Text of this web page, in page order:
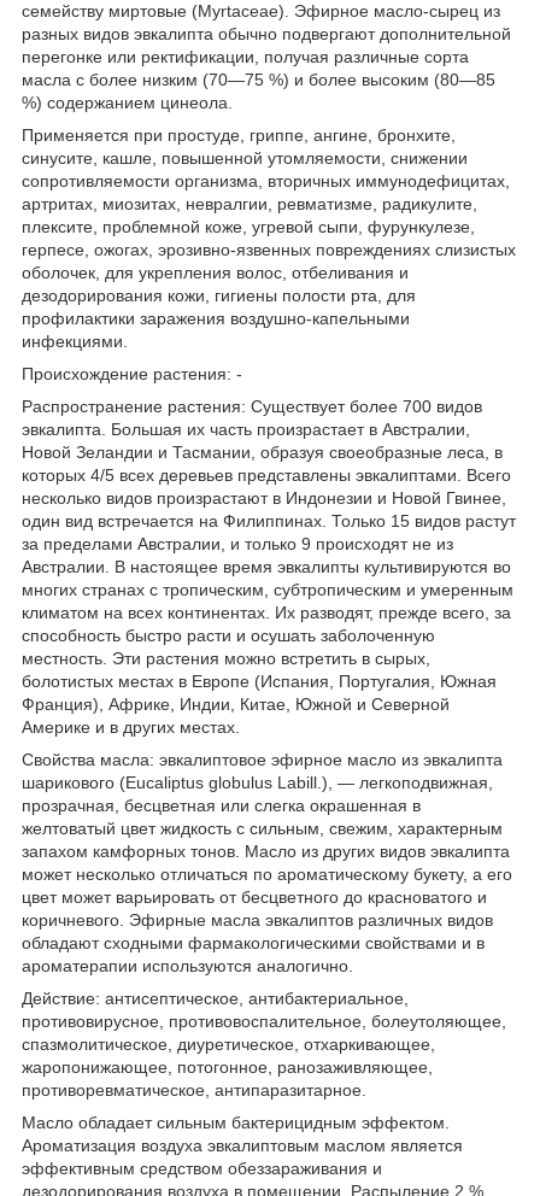
семейству миртовые (Myrtaceae). Эфирное масло-сырец из
разных видов эвкалипта обычно подвергают дополнительной
перегонке или ректификации, получая различные сорта
масла с более низким (70—75 %) и более высоким (80—85
%) содержанием цинеола.
Применяется при простуде, гриппе, ангине, бронхите,
синусите, кашле, повышенной утомляемости, снижении
сопротивляемости организма, вторичных иммунодефицитах,
артритах, миозитах, невралгии, ревматизме, радикулите,
плексите, проблемной коже, угревой сыпи, фурункулезе,
герпесе, ожогах, эрозивно-язвенных повреждениях слизистых
оболочек, для укрепления волос, отбеливания и
дезодорирования кожи, гигиены полости рта, для
профилактики заражения воздушно-капельными
инфекциями.
Происхождение растения: -
Распространение растения: Существует более 700 видов
эвкалипта. Большая их часть произрастает в Австралии,
Новой Зеландии и Тасмании, образуя своеобразные леса, в
которых 4/5 всех деревьев представлены эвкалиптами. Всего
несколько видов произрастают в Индонезии и Новой Гвинее,
один вид встречается на Филиппинах. Только 15 видов растут
за пределами Австралии, и только 9 происходят не из
Австралии. В настоящее время эвкалипты культивируются во
многих странах с тропическим, субтропическим и умеренным
климатом на всех континентах. Их разводят, прежде всего, за
способность быстро расти и осушать заболоченную
местность. Эти растения можно встретить в сырых,
болотистых местах в Европе (Испания, Португалия, Южная
Франция), Африке, Индии, Китае, Южной и Северной
Америке и в других местах.
Свойства масла: эвкалиптовое эфирное масло из эвкалипта
шарикового (Eucaliptus globulus Labill.), — легкоподвижная,
прозрачная, бесцветная или слегка окрашенная в
желтоватый цвет жидкость с сильным, свежим, характерным
запахом камфорных тонов. Масло из других видов эвкалипта
может несколько отличаться по ароматическому букету, а его
цвет может варьировать от бесцветного до красноватого и
коричневого. Эфирные масла эвкалиптов различных видов
обладают сходными фармакологическими свойствами и в
ароматерапии используются аналогично.
Действие: антисептическое, антибактериальное,
противовирусное, противовоспалительное, болеутоляющее,
спазмолитическое, диуретическое, отхаркивающее,
жаропонижающее, потогонное, ранозаживляющее,
противоревматическое, антипаразитарное.
Масло обладает сильным бактерицидным эффектом.
Ароматизация воздуха эвкалиптовым маслом является
эффективным средством обеззараживания и
дезодорирования воздуха в помещении. Распыление 2 %